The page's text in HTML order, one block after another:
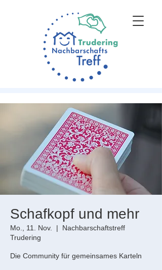
Schafkopf und mehr
Mo., 11. Nov.
  |
Nachbarschaftstreff
Trudering
Die Community für gemeinsames Karteln